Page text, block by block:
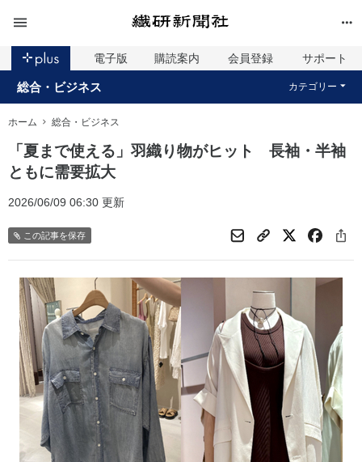
電子版 購読案内 会員登録 サポート
総合・ビジネス カテゴリー
ホーム 総合・ビジネス
「夏まで使える」羽織り物がヒット 長袖・半袖
ともに需要拡大
2026/06/09 06:30 更新
この記事を保存